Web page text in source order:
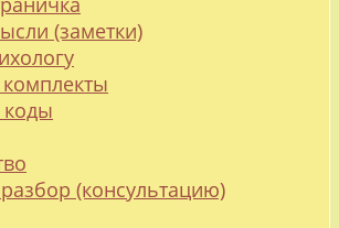
(заметки)
(консультацию)